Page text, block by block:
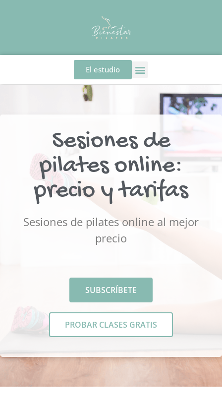
El estudio
Sesiones de
pilates online:
precio y tarifas
Sesiones de pilates online al mejor
precio
SUBSCRÍBETE
PROBAR CLASES GRATIS